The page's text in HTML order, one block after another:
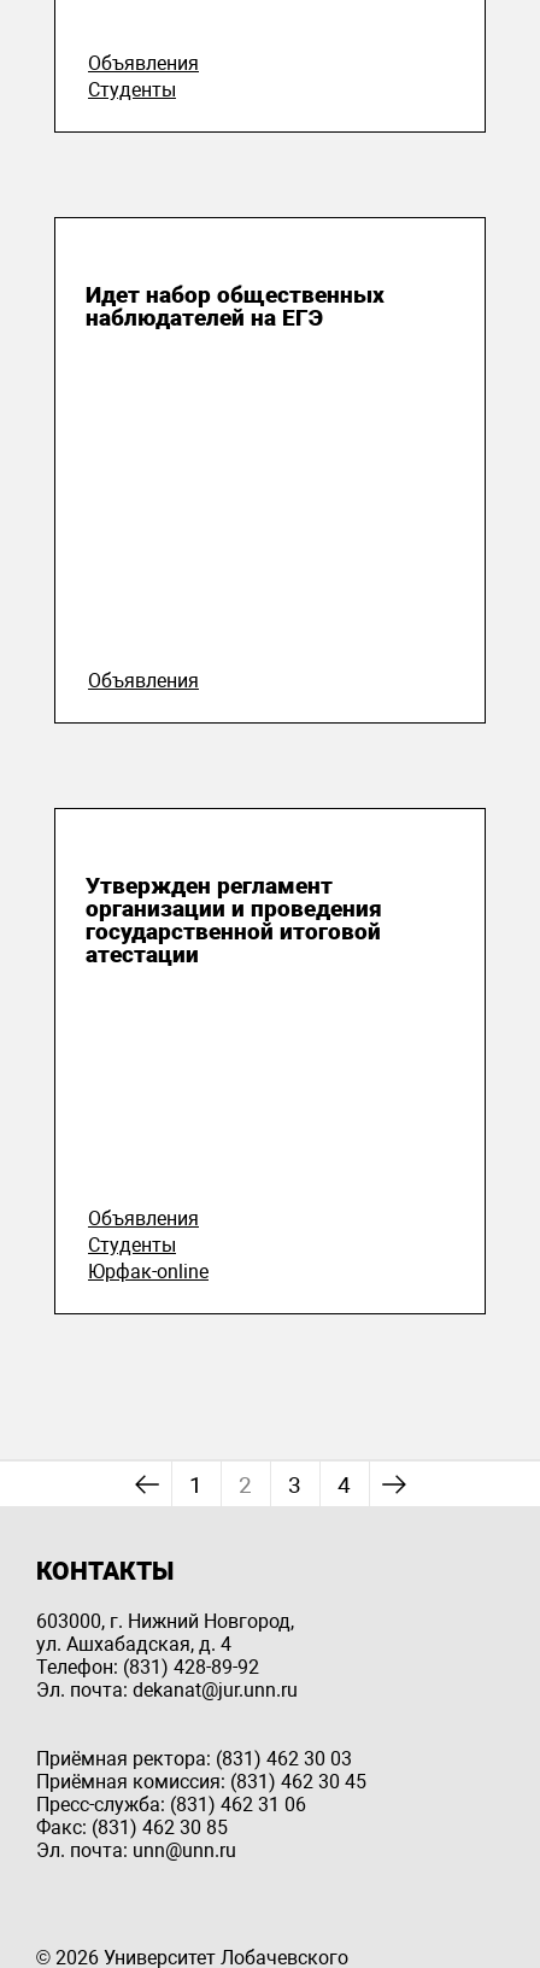
Объявления
Студенты
Идет набор общественных
наблюдателей на ЕГЭ
Объявления
Утвержден регламент
организации и проведения
государственной итоговой
атестации
Объявления
Студенты
Юрфак-online
1 2 3 4
КОНТАКТЫ
603000, г. Нижний Новгород,
ул. Ашхабадская, д. 4
Телефон: (831) 428-89-92
Эл. почта: dekanat@jur.unn.ru
Приёмная ректора: (831) 462 30 03
Приёмная комиссия: (831) 462 30 45
Пресс-служба: (831) 462 31 06
Факс: (831) 462 30 85
Эл. почта: unn@unn.ru
© 2026 Университет Лобачевского